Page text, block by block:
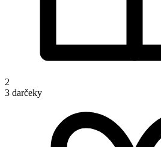
2
3 darčeky